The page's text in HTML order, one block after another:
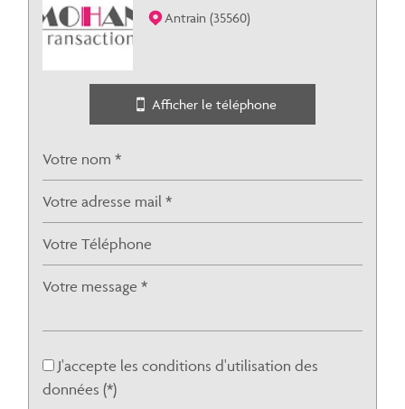
Leaflet |©
Cinéma
Collège
École maternelle
École primaire
Lycée
statistiques
Antrain (35560)
Afficher le téléphone
J'accepte les conditions d'utilisation des
données (*)